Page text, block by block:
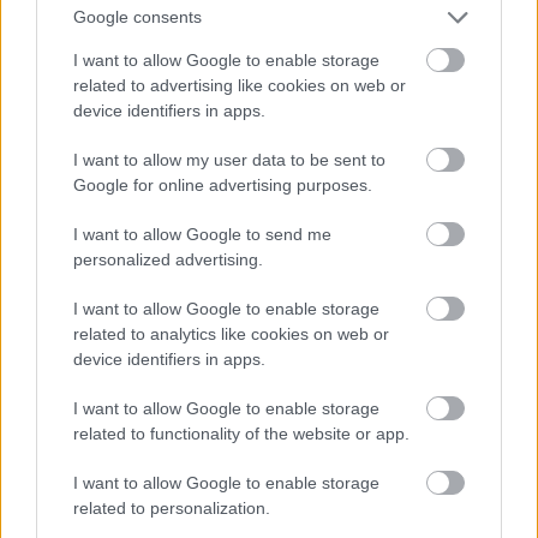
Google consents
I want to allow Google to enable storage
related to advertising like cookies on web or
device identifiers in apps.
I want to allow my user data to be sent to
Google for online advertising purposes.
I want to allow Google to send me
personalized advertising.
I want to allow Google to enable storage
related to analytics like cookies on web or
device identifiers in apps.
I want to allow Google to enable storage
related to functionality of the website or app.
I want to allow Google to enable storage
related to personalization.
Αν μη τι άλλο, τα Μεσόγεια είναι γνωστά για τις
εξαιρετικές γαστρονομικές προτάσεις των
ταβερνών τους, η φήμη των οποίων έκανε πολύ
Αναμφισβήτητα, οι δύο καλύτερες επιλογές είναι
η ταβέρνα ”Μουρούζης”, πολύ κοντά στην
πλατεία των Καλυβίων, για εξαιρετικά ψητά –must
το ντόπιο αρνάκι– και η ”
Φώκαια, για ποικιλία μαγειρευτών, θαλασσινών
και πιάτων ”της ώρας”. ”Διάσημα” είναι και τα
σουβλάκια που προσφέρει το ”Χαγιάτι
”, στο
κέντρο της Αναβύσσου. Σπιτικό φαγητό, συνοδεία